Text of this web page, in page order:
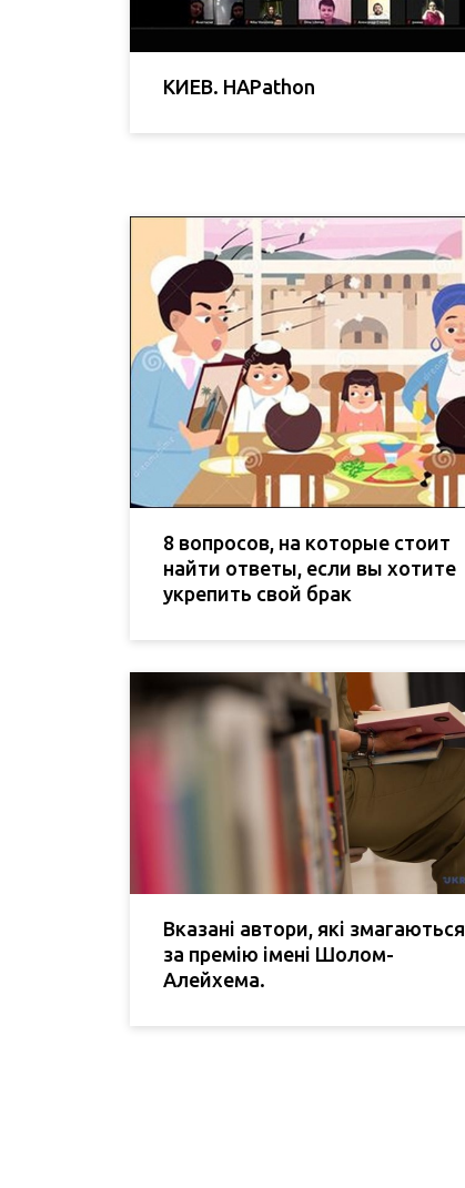
КИЕВ. HAPathon
8 вопросов, на которые стоит
найти ответы, если вы хотите
укрепить свой брак
Вказані автори, які змагаються
за премію імені Шолом-
Алейхема.